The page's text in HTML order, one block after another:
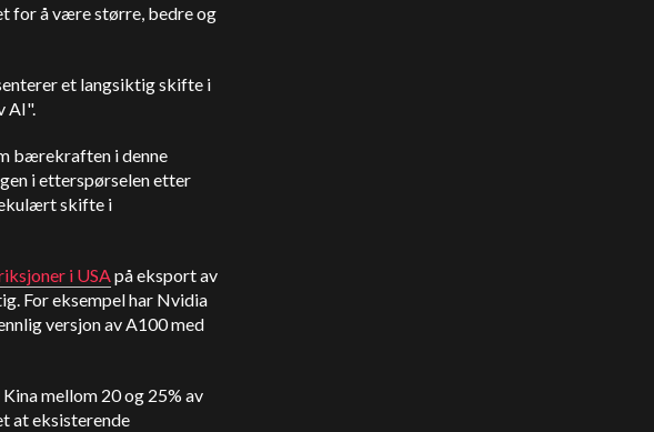
for å være større, bedre og
et langsiktig skifte i
AI".
bærekraften i denne
i etterspørselen etter
skifte i
i USApå eksport av
For eksempel har Nvidia
versjon av A100 med
mellom 20 og 25% av
at eksisterende